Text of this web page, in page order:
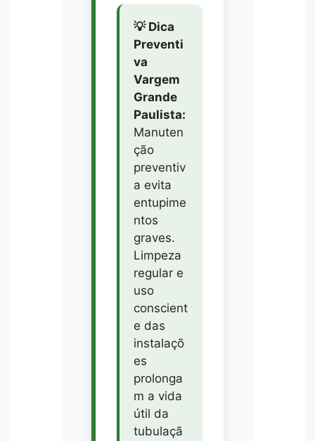
💡 Dica
Preventi
va
Vargem
Grande
Paulista:
Manuten
ção
preventiv
a evita
entupime
ntos
graves.
Limpeza
regular e
uso
conscient
e das
instalaçõ
es
prolonga
m a vida
útil da
tubulaçã